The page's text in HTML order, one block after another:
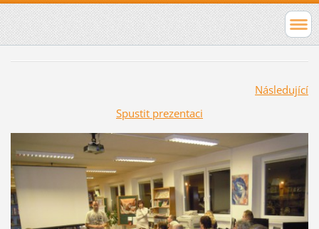
Následující
Spustit prezentaci